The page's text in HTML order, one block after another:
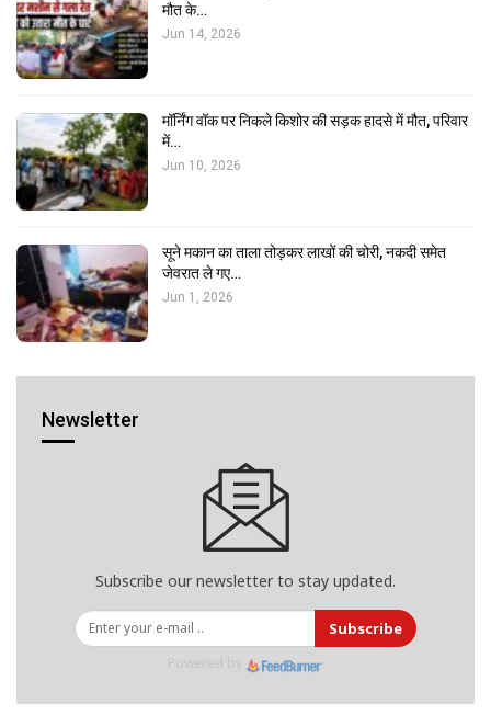
मौत के…
Jun 14, 2026
मॉर्निंग वॉक पर निकले किशोर की सड़क हादसे में मौत, परिवार
में…
Jun 10, 2026
सूने मकान का ताला तोड़कर लाखों की चोरी, नकदी समेत
जेवरात ले गए…
Jun 1, 2026
Newsletter
Subscribe our newsletter to stay updated.
Subscribe